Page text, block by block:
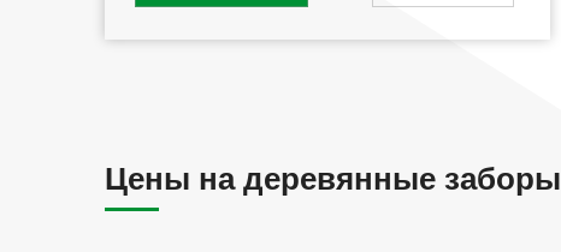
Цены на деревянные заборы